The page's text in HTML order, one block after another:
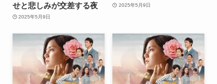
せと悲しみが交差する夜
2025年5月9日
2025年5月9日